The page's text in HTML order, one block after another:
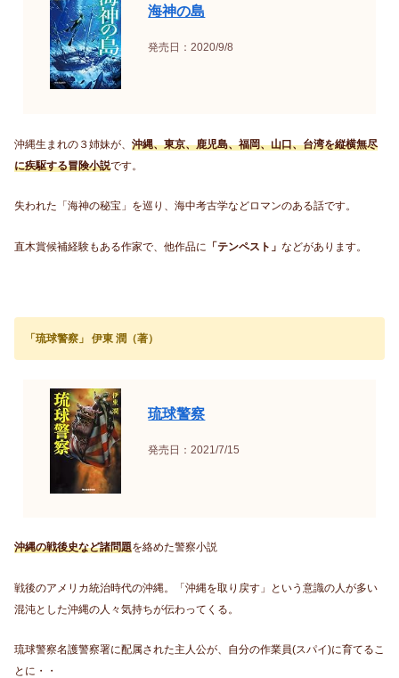
海神の島
発売日：2020/9/8
沖縄生まれの３姉妹が、 沖縄、東京、鹿児島、福岡、山口、台湾を縦横無尽
に疾駆する冒険小説です。
失われた「海神の秘宝」を巡り、海中考古学などロマンのある話です。
直木賞候補経験もある作家で、他作品に 「テンペスト」 などがあります。
「琉球警察」 伊東 潤（著）
琉球警察
発売日：2021/7/15
沖縄の戦後史など諸問題を絡めた警察小説
戦後のアメリカ統治時代の沖縄。「沖縄を取り戻す」という意識の人が多い
混沌とした沖縄の人々気持ちが伝わってくる。
琉球警察名護警察署に配属された主人公が、自分の作業員(スパイ)に育てるこ
とに・・